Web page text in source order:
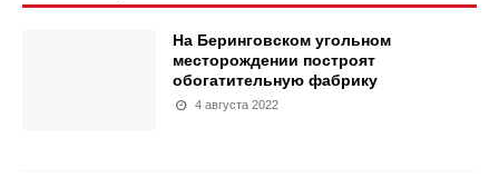
На Беринговском угольном
месторождении построят
обогатительную фабрику
4 августа 2022